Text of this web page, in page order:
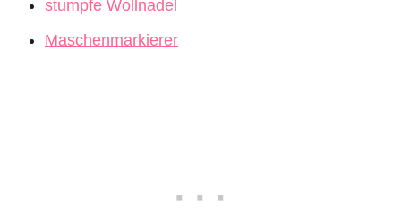
stumpfe Wollnadel
Maschenmarkierer